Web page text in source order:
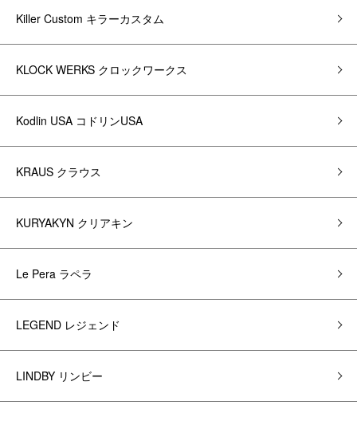
Killer Custom キラーカスタム
KLOCK WERKS クロックワークス
Kodlin USA コドリンUSA
KRAUS クラウス
KURYAKYN クリアキン
Le Pera ラペラ
LEGEND レジェンド
LINDBY リンビー